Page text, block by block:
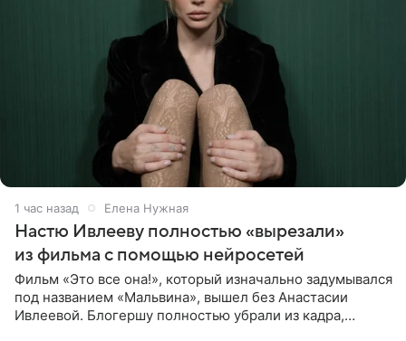
1 час назад Елена Нужная
Настю Ивлееву полностью «вырезали»
из фильма с помощью нейросетей
Фильм «Это все она!», который изначально задумывался
под названием «Мальвина», вышел без Анастасии
Ивлеевой. Блогершу полностью убрали из кадра,